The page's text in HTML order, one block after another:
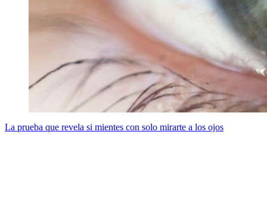
La prueba que revela si mientes con solo mirarte a los ojos